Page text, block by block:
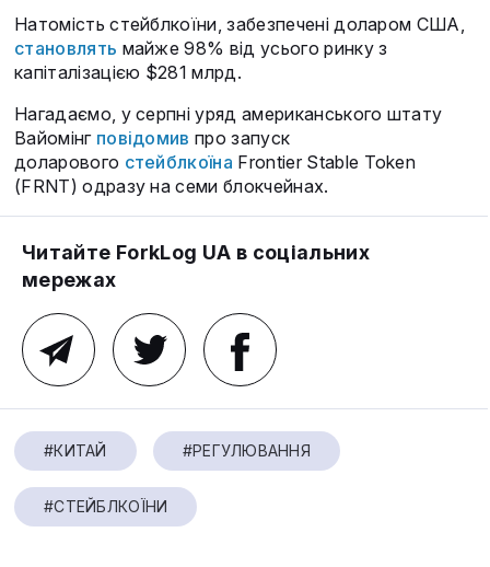
Натомість стейблкоїни, забезпечені доларом США,
становлять майже 98% від усього ринку з
капіталізацією $281 млрд.
Нагадаємо, у серпні уряд американського штату
Вайомінг повідомив про запуск
доларового стейблкоїна Frontier Stable Token
(FRNT) одразу на семи блокчейнах.
Читайте ForkLog UA в соціальних
мережах
#КИТАЙ #РЕГУЛЮВАННЯ
#СТЕЙБЛКОЇНИ